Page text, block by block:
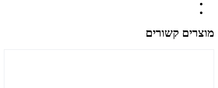
מוצרים קשורים